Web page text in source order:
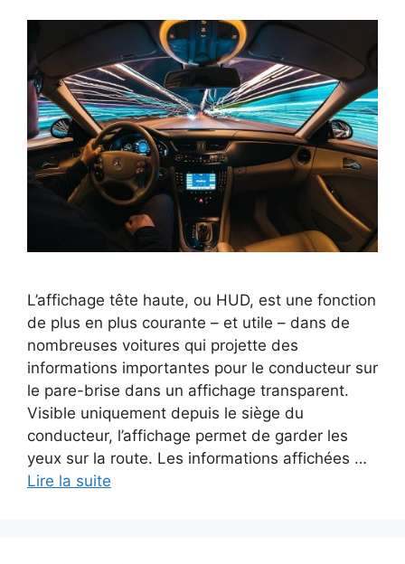
L’affichage tête haute, ou HUD, est une fonction
de plus en plus courante – et utile – dans de
nombreuses voitures qui projette des
informations importantes pour le conducteur sur
le pare-brise dans un affichage transparent.
Visible uniquement depuis le siège du
conducteur, l’affichage permet de garder les
yeux sur la route. Les informations affichées …
Lire la suite